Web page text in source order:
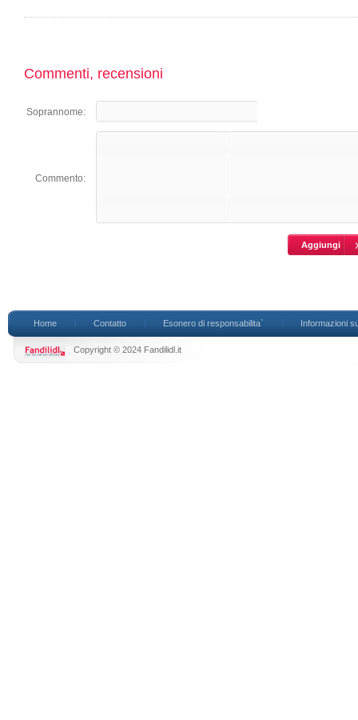
Commenti, recensioni
Soprannome:
Commento:
Home Contatto Esonero di responsabilita` Informazioni
Copyright © 2024 Fandilidl.it